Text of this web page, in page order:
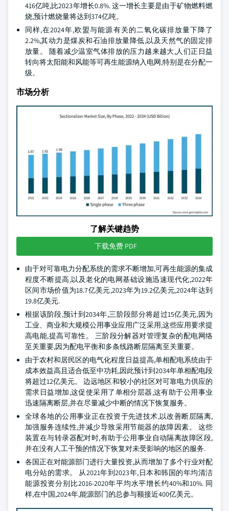
416亿吨,比2023年增长0.8%. 这一增长主要是由于矿物燃料燃
烧,预计燃烧量将达到374亿吨。
同样,在2024年,欧盟与能源有关的二氧化碳排放量下降了
2.2%,其动力是煤炭和石油排放量降低,以及天然气的固定排
放量。 随着减少温室气体排放的压力越来越大,人们正日益
转向将太阳能和风能等可再生能源纳入电网,特别是在分配一
级。
市场分析
了解关键趋势
下载免费 PDF
由于对可靠电力分配系统的需求不断增加,可再生能源的集成
程度不断提高,以及老化的电网基础设施迅速现代化,2022年
区间市场价值为18.7亿美元,2023年为19.2亿美元,2024年达到
19.8亿美元.
根据该阶段,预计到2034年,三阶段部分将超过15亿美元,因为
工业、商业和大规模公用事业应用广泛采用,这些应用要求提
高电能,提高可靠性。 三阶段分解器对管理复杂的配电网络
至关重要,因为配电平衡和多条线路断层隔离至关重要。
由于农村和居民区的电气化程度日益提高,单相配电系统由于
成本效益高且适合低至中功耗,因此预计到2034年单相配电段
将超过12亿美元。 边远地区和较小的社区对可靠电力供应的
需求日益增加,这促使采用了单相分层器,这有助于公用事业
迅速隔离断层,并在尽量减少中断的情况下恢复服务。
全球各地的公用事业正在投资于先进技术,以改善断层隔离,
加强服务连续性,并减少导致采用节能器的故障因素。 这些
装置在与转录器配对时,有助于公用事业自动隔离故障区段,
并在没有人工干预的情况下恢复对未受影响的地区的服务.
各国正在对能源部门进行大量投资,从而增加了多个行业对配
电分站的需求。 从2021年到2023年,日本和韩国的年均清洁
能源投资分别比2016-2020年平均水平增长约40%和10%. 同
样,在中国,2024年,能源部门的总参与额接近400亿美元。